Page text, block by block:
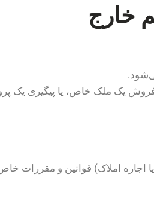
خارج
فروش یک ملک خاص، یا پیگیری یک
اجاره املاک) قوانین و مقررات